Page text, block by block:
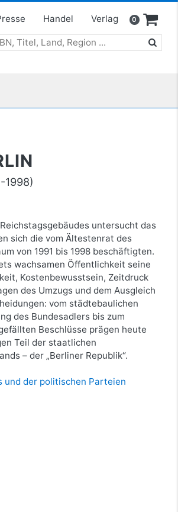
Handel Verlag 0
1998)
untersucht das
sich die vom Ältestenrat des
von 1991 bis 1998 beschäftigten.
wachsamen Öffentlichkeit seine
Kostenbewusstsein, Zeitdruck
des Umzugs und dem Ausgleich
vom städtebaulichen
des Bundesadlers bis zum
Beschlüsse prägen heute
Teil der staatlichen
– der „Berliner Republik“.
und der politischen Parteien